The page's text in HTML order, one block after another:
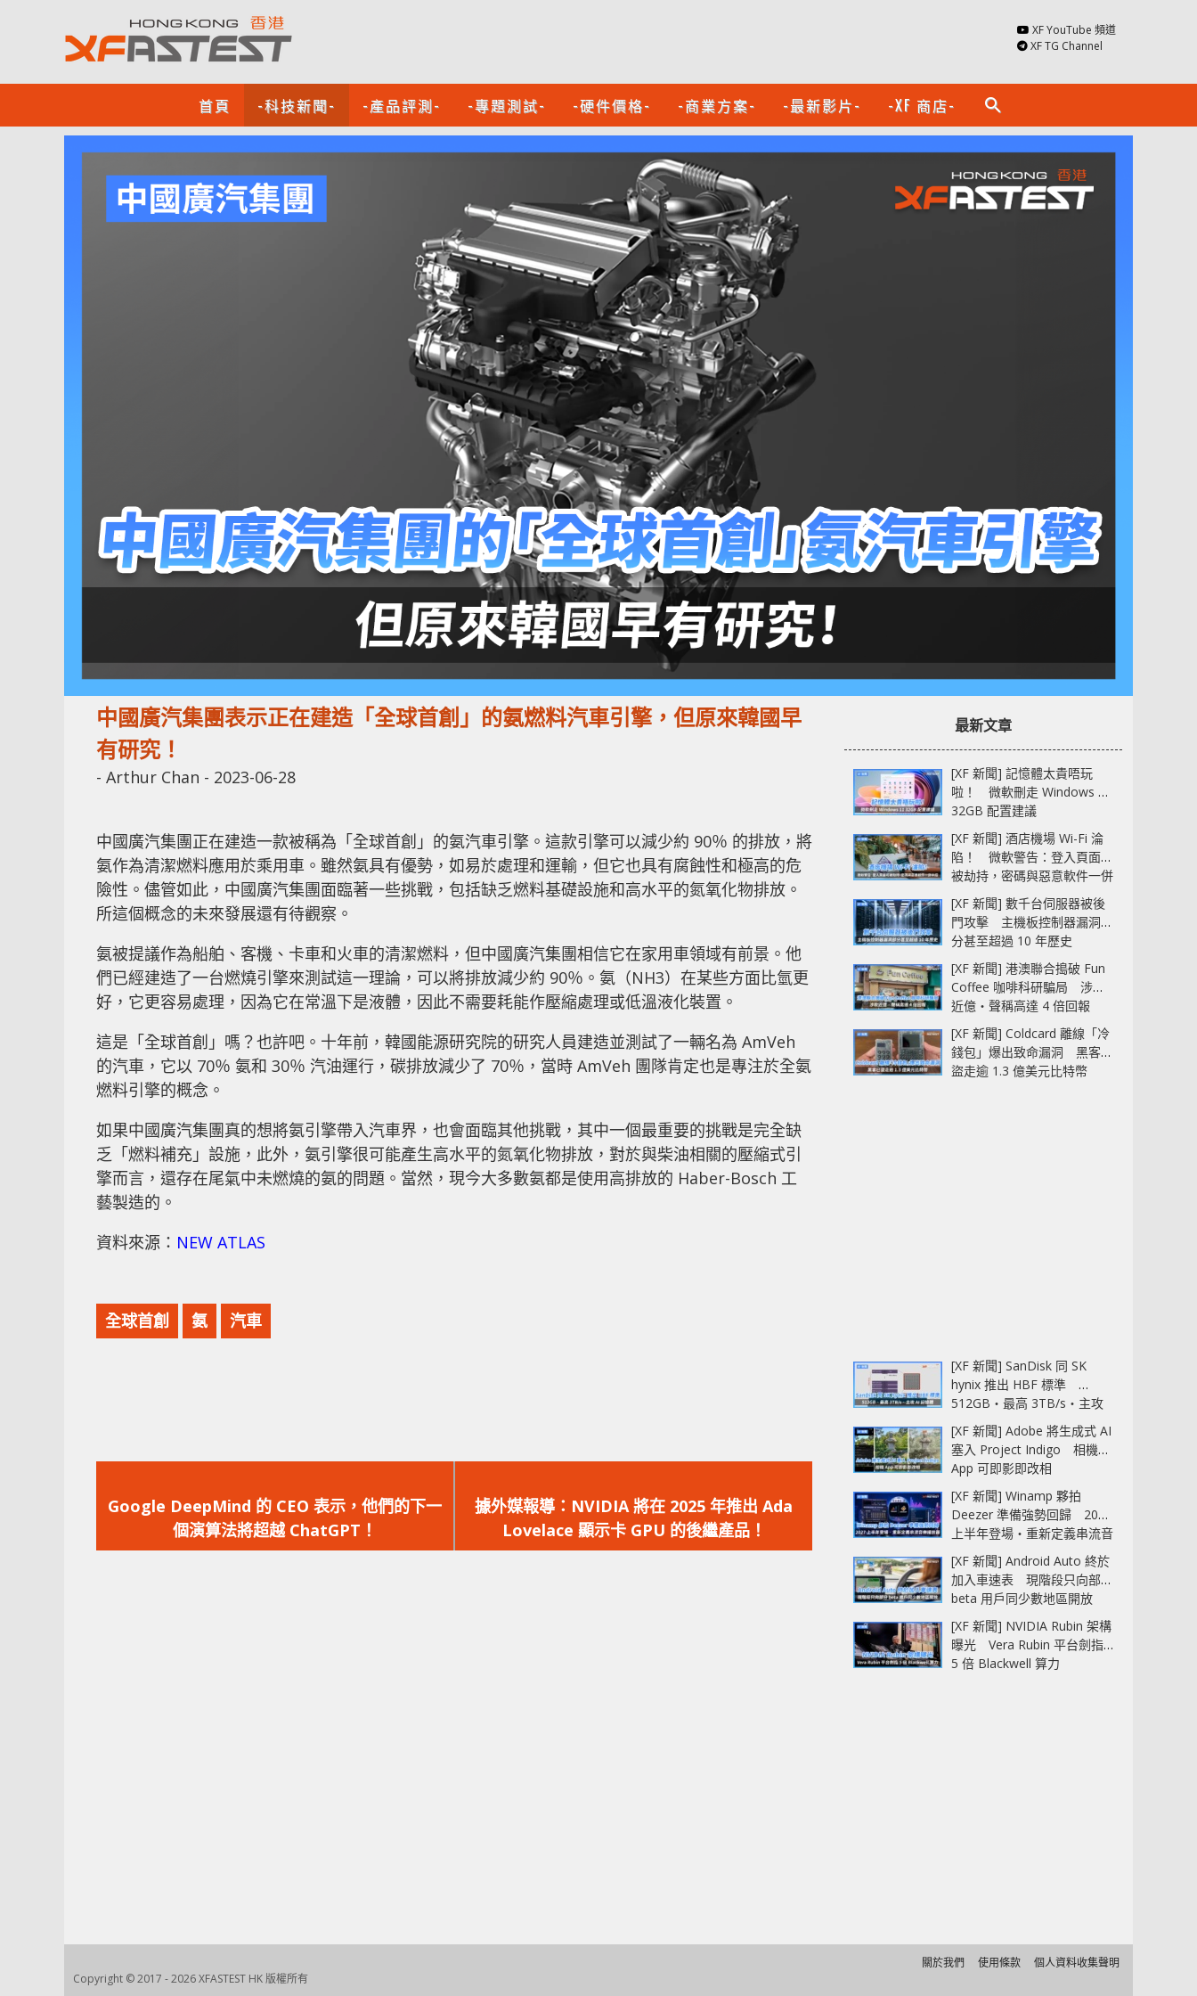
XF YouTube 頻道
XF TG Channel
首頁 -科技新聞- -產品評測- -專題測試- -硬件價格- -商業方案- -最新影片- -XF 商店- search
中國廣汽集團表示正在建造「全球首創」的氨燃料汽車引擎，但原來韓國早
有研究！
- Arthur Chan - 2023-06-28
中國廣汽集團正在建造一款被稱為「全球首創」的氨汽車引擎。這款引擎可以減少約 90％ 的排放，將
氨作為清潔燃料應用於乘用車。雖然氨具有優勢，如易於處理和運輸，但它也具有腐蝕性和極高的危
險性。儘管如此，中國廣汽集團面臨著一些挑戰，包括缺乏燃料基礎設施和高水平的氮氧化物排放。
所這個概念的未來發展還有待觀察。
氨被提議作為船舶、客機、卡車和火車的清潔燃料，但中國廣汽集團相信它在家用車領域有前景。他
們已經建造了一台燃燒引擎來測試這一理論，可以將排放減少約 90％。氨（NH3）在某些方面比氫更
好，它更容易處理，因為它在常溫下是液體，因此不需要耗能作壓縮處理或低溫液化裝置。
這是「全球首創」嗎？也許吧。十年前，韓國能源研究院的研究人員建造並測試了一輛名為 AmVeh
的汽車，它以 70％ 氨和 30％ 汽油運行，碳排放減少了 70％，當時 AmVeh 團隊肯定也是專注於全氨
燃料引擎的概念。
如果中國廣汽集團真的想將氨引擎帶入汽車界，也會面臨其他挑戰，其中一個最重要的挑戰是完全缺
乏「燃料補充」設施，此外，氨引擎很可能產生高水平的氮氧化物排放，對於與柴油相關的壓縮式引
擎而言，還存在尾氣中未燃燒的氨的問題。當然，現今大多數氨都是使用高排放的 Haber-Bosch 工
藝製造的。
資料來源： NEW ATLAS
全球首創 氨 汽車
一
篇
文
Google DeepMind 的 CEO 表示，他們的下一
個演算法將超越 ChatGPT！
一
篇
文
據外媒報導：NVIDIA 將在 2025 年推出 Ada
Lovelace 顯示卡 GPU 的後繼產品！
最新文章
[XF 新聞] 記憶體太貴唔玩
啦！ 微軟刪走 Windows 11
32GB 配置建議
[XF 新聞] 酒店機場 Wi-Fi 淪
陷！ 微軟警告：登入頁面可
被劫持，密碼與惡意軟件一併
中招
[XF 新聞] 數千台伺服器被後
門攻擊 主機板控制器漏洞部
分甚至超過 10 年歷史
[XF 新聞] 港澳聯合搗破 Fun
Coffee 咖啡科研騙局 涉款
近億‧聲稱高達 4 倍回報
[XF 新聞] Coldcard 離線「冷
錢包」爆出致命漏洞 黑客已
盜走逾 1.3 億美元比特幣
[XF 新聞] SanDisk 同 SK
hynix 推出 HBF 標準
512GB‧最高 3TB/s‧主攻
AI 記憶體
[XF 新聞] Adobe 將生成式 AI
塞入 Project Indigo 相機
App 可即影即改相
[XF 新聞] Winamp 夥拍
Deezer 準備強勢回歸 2027
上半年登場‧重新定義串流音
樂播放器
[XF 新聞] Android Auto 終於
加入車速表 現階段只向部分
beta 用戶同少數地區開放
[XF 新聞] NVIDIA Rubin 架構
曝光 Vera Rubin 平台劍指
5 倍 Blackwell 算力
Copyright © 2017 - 2026 XFASTEST HK 版權所有
關於我們 使用條款 個人資料收集聲明